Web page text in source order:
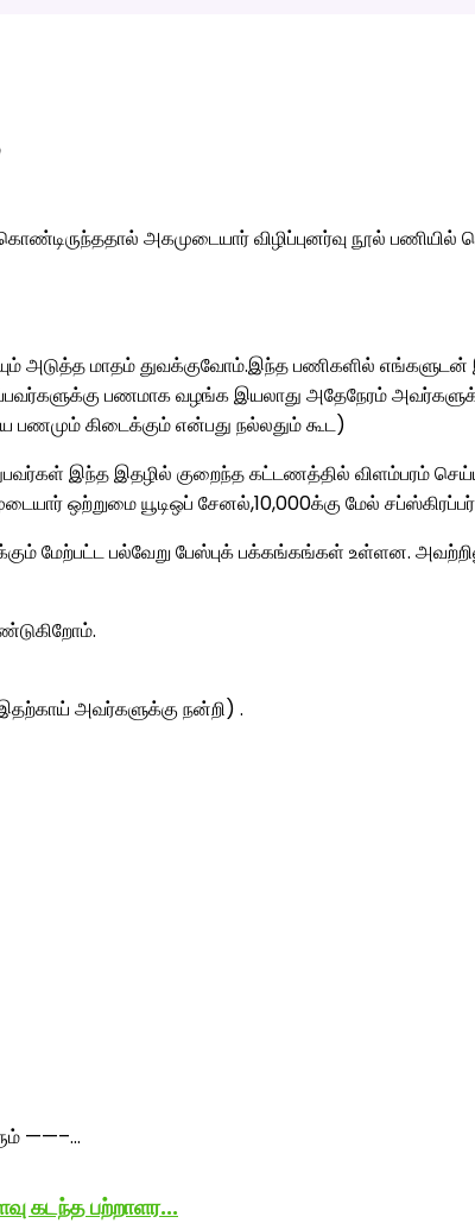
அகமுடையார் விழிப்புனர்வு நூல் பணியில்
மாதம் துவக்குவோம்.இந்த பணிகளில் எங்களுடன்
பணமாக வழங்க இயலாது அதேநேரம்
பணமும் கிடைக்கும் என்பது நல்லதும் கூட)
இந்த இதழில் குறைந்த கட்டணத்தில் விளம்பரம்
ஒற்றுமை யூடிஒப் சேனல்,10,000க்கு மேல்
மேற்பட்ட பல்வேறு பேஸ்புக் பக்கங்கங்கள் உள்ளன.
அவர்களுக்கு நன்றி) .
கடந்த பற்றாளர...